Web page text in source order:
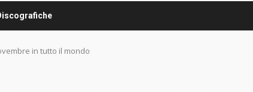
in tutto il mondo